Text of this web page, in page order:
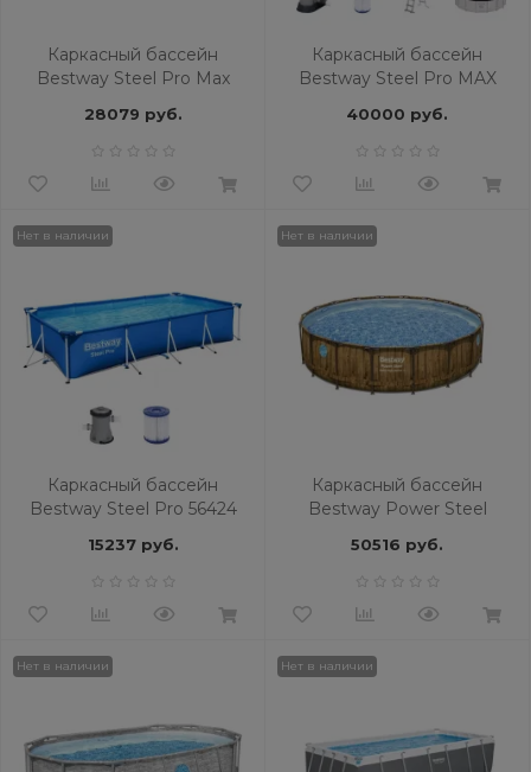
Каркасный бассейн
Bestway Steel Pro Max
28079 руб.
Каркасный бассейн
Bestway Steel Pro MAX
40000 руб.
Нет в наличии
Каркасный бассейн
Bestway Steel Pro 56424
15237 руб.
Нет в наличии
Каркасный бассейн
Bestway Power Steel
50516 руб.
Нет в наличии Нет в наличии